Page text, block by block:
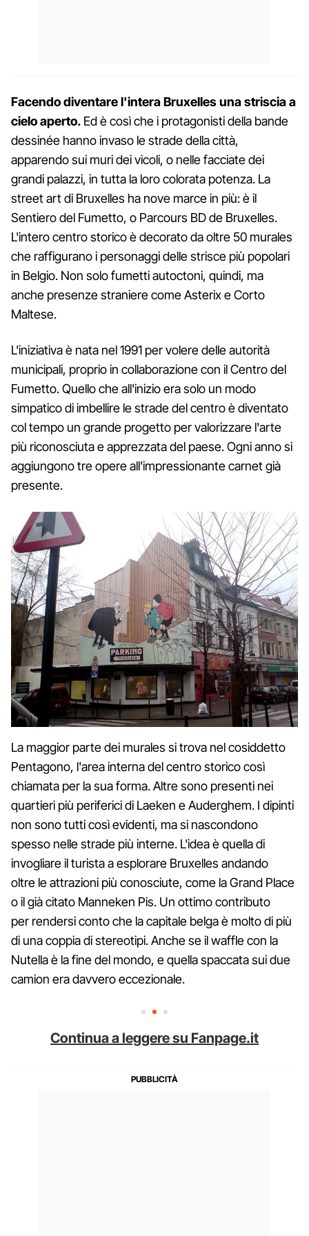
Facendo diventare l'intera Bruxelles una striscia a
cielo aperto. Ed è così che i protagonisti della bande
dessinée hanno invaso le strade della città,
apparendo sui muri dei vicoli, o nelle facciate dei
grandi palazzi, in tutta la loro colorata potenza. La
street art di Bruxelles ha nove marce in più: è il
Sentiero del Fumetto, o Parcours BD de Bruxelles.
L'intero centro storico è decorato da oltre 50 murales
che raffigurano i personaggi delle strisce più popolari
in Belgio. Non solo fumetti autoctoni, quindi, ma
anche presenze straniere come Asterix e Corto
Maltese.
L'iniziativa è nata nel 1991 per volere delle autorità
municipali, proprio in collaborazione con il Centro del
Fumetto. Quello che all'inizio era solo un modo
simpatico di imbellire le strade del centro è diventato
col tempo un grande progetto per valorizzare l'arte
più riconosciuta e apprezzata del paese. Ogni anno si
aggiungono tre opere all'impressionante carnet già
presente.
La maggior parte dei murales si trova nel cosiddetto
Pentagono, l'area interna del centro storico così
chiamata per la sua forma. Altre sono presenti nei
quartieri più periferici di Laeken e Auderghem. I dipinti
non sono tutti così evidenti, ma si nascondono
spesso nelle strade più interne. L'idea è quella di
invogliare il turista a esplorare Bruxelles andando
oltre le attrazioni più conosciute, come la Grand Place
o il già citato Manneken Pis. Un ottimo contributo
per rendersi conto che la capitale belga è molto di più
di una coppia di stereotipi. Anche se il waffle con la
Nutella è la fine del mondo, e quella spaccata sui due
camion era davvero eccezionale.
Continua a leggere su Fanpage.it